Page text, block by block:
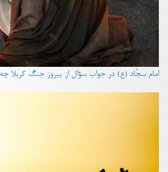
امام سجّاد (ع) در جواب سؤال از پیروز جنگ کربلا چه